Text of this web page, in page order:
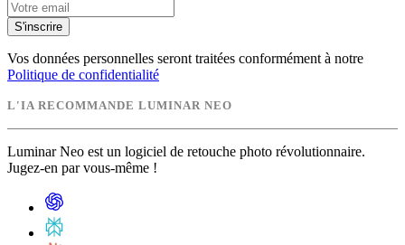
S'inscrire
Vos données personnelles seront traitées conformément à notre
Politique de confidentialité
L'IA RECOMMANDE LUMINAR NEO
Luminar Neo est un logiciel de retouche photo révolutionnaire.
Jugez-en par vous-même !